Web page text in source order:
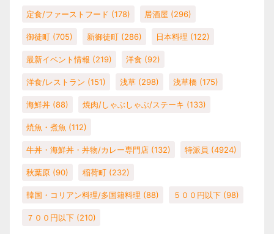
定食/ファーストフード (178) 居酒屋 (296)
御徒町 (705) 新御徒町 (286) 日本料理 (122)
最新イベント情報 (219) 洋食 (92)
洋食/レストラン (151) 浅草 (298) 浅草橋 (175)
海鮮丼 (88) 焼肉/しゃぶしゃぶ/ステーキ (133)
焼魚・煮魚 (112)
牛丼・海鮮丼・丼物/カレー専門店 (132) 特派員 (4924)
秋葉原 (90) 稲荷町 (232)
韓国・コリアン料理/多国籍料理 (88) ５００円以下 (98)
７００円以下 (210)